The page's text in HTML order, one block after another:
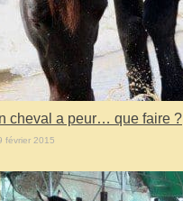
cheval a peur… que faire ?
février 2015